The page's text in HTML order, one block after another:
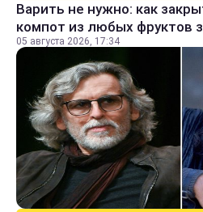
Варить не нужно: как
компот из любых фруктов
05 августа 2026, 17:34